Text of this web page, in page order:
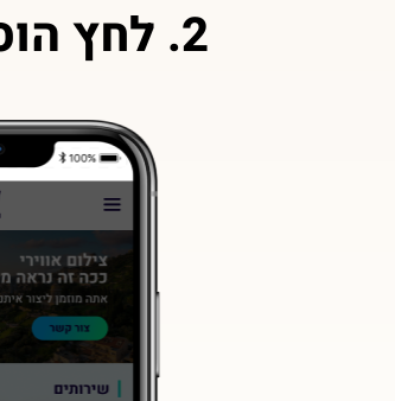
2. לחץ הוספה למסך הבית